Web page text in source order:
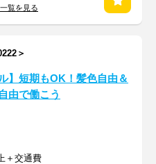
覧を見る
＞
ル】短期もOK！髪色自由＆
由で働こう
＋交通費